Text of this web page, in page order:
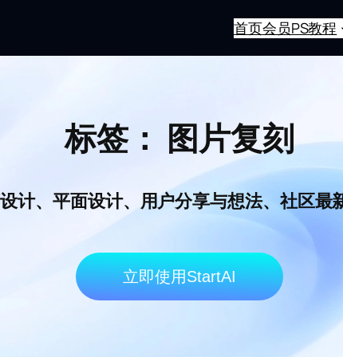
首页会员PS教程
标签： 图片复刻
计、平面设计、用户分享与想法、社区最
立即使用StartAI